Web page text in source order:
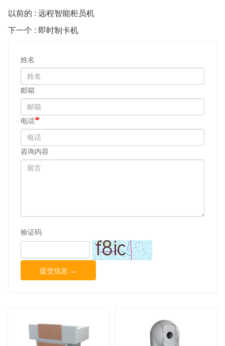
以前的 : 远程智能柜员机
下一个 : 即时制卡机
姓名
邮箱
电话
咨询内容
验证码
提交信息 →